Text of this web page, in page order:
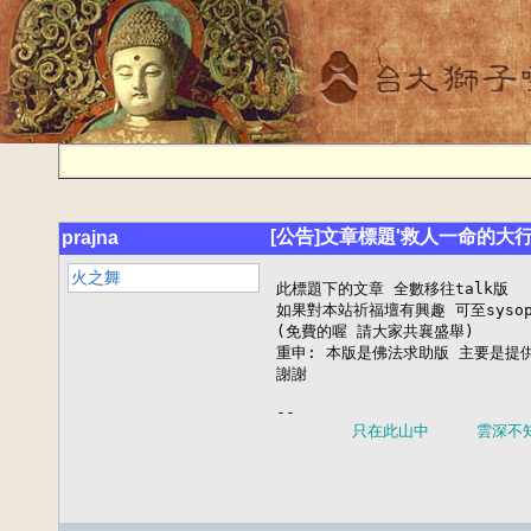
prajna [公告]文章標題'救人一命的大
火之舞
此標題下的文章 全數移往talk版
如果對本站祈福壇有興趣 可至
(免費的喔 請大家共襄盛舉)
重申: 本版是佛法求助版 主要是提
謝謝
--
只在此山中     雲深不